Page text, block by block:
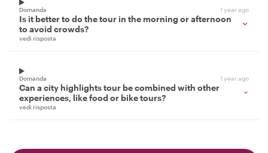
Domanda 1 year ago
Is it better to do the tour in the morning or afternoon
to avoid crowds?
vedi risposta
Domanda 1 year ago
Can a city highlights tour be combined with other
experiences, like food or bike tours?
vedi risposta